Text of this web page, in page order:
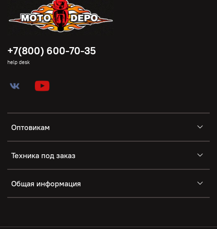
Оптовикам
Техника под заказ
Общая информация
+7(800) 600-70-35
help desk